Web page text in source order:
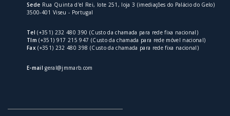
Sede Rua Quinta d'el Rei, lote 251, loja 3 (imediações do Palácio do Gelo)
3500-401 Viseu - Portugal
Tel (+351) 232 480 390 (Custo da chamada para rede fixa nacional)
Tlm (+351) 917 215 947 (Custo da chamada para rede móvel nacional)
Fax (+351) 232 480 398 (Custo da chamada para rede fixa nacional)
E-mail geral@jmmarb.com